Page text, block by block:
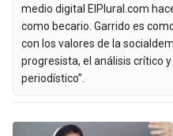
SELECCIÓN MEXICANA
CONCACHAMPIONS
FÚTBOL DE ESTUFA
PREMIER LEAGUE
SERIE A
BUNDESLIGA
PATRIOTS
JETS
KNICKS
76ERS
BOXEO
GOLF
UFC
CINE Y TV
VIDEOJUEGOS
medio digital ElPlural.com
como becario. Garrido es
con los valores de la
progresista, el análisis crítico
periodístico”.